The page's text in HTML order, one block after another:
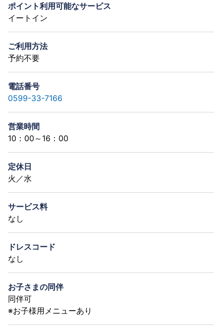
ポイント利用可能なサービス
イートイン
ご利用方法
予約不要
電話番号
0599-33-7166
営業時間
10：00～16：00
定休日
火／水
サービス料
なし
ドレスコード
なし
お子さまの同伴
同伴可
※お子様用メニューあり